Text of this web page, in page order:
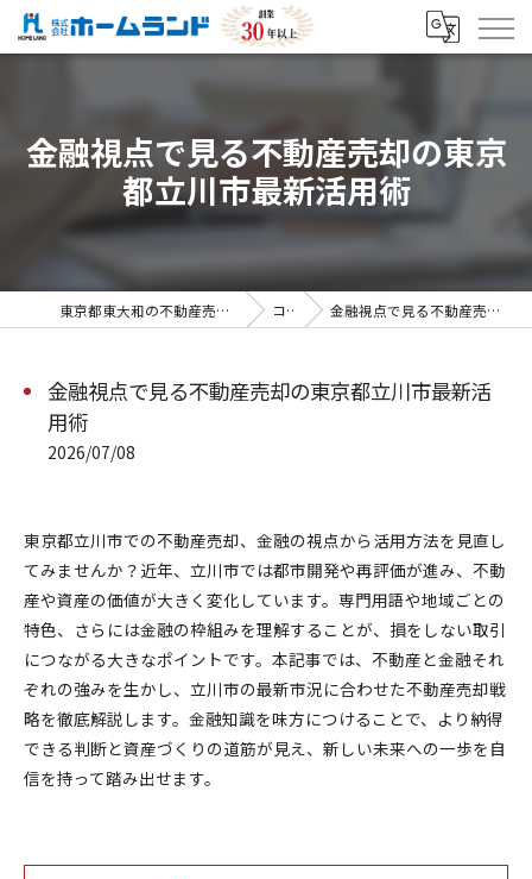
金融視点で見る不動産売却の東京
都立川市最新活用術
東京都東大和の不動産売却なら株式会社ホームランド コラム 金融視点で見る不動産売却の東京都立川市最新活用術
金融視点で見る不動産売却の東京都立川市最新活
用術
2026/07/08
東京都立川市での不動産売却、金融の視点から活用方法を見直し
てみませんか？近年、立川市では都市開発や再評価が進み、不動
産や資産の価値が大きく変化しています。専門用語や地域ごとの
特色、さらには金融の枠組みを理解することが、損をしない取引
につながる大きなポイントです。本記事では、不動産と金融それ
ぞれの強みを生かし、立川市の最新市況に合わせた不動産売却戦
略を徹底解説します。金融知識を味方につけることで、より納得
できる判断と資産づくりの道筋が見え、新しい未来への一歩を自
信を持って踏み出せます。